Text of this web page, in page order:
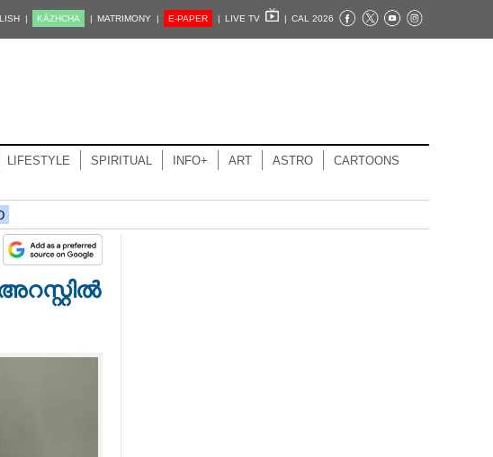
| KĀZHCHA | MATRIMONY | E-PAPER | LIVE TV | CAL 2026
LIFESTYLE SPIRITUAL INFO+ ART ASTRO CARTOONS